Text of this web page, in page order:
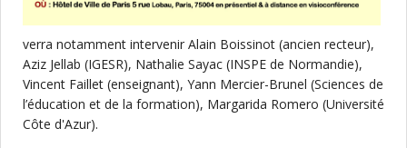
verra notamment intervenir Alain Boissinot (ancien recteur),
Aziz Jellab (IGESR), Nathalie Sayac (INSPE de Normandie),
Vincent Faillet (enseignant), Yann Mercier-Brunel (Sciences de
l’éducation et de la formation), Margarida Romero (Université
Côte d'Azur).